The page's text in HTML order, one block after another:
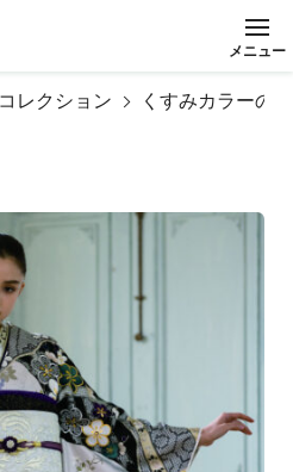
メニ ュ ー
コレクション くすみカラーの